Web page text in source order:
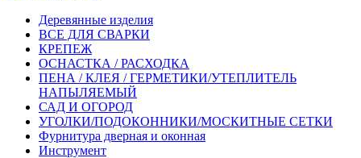
Деревянные изделия
ВСЕ ДЛЯ СВАРКИ
КРЕПЕЖ
ОСНАСТКА / РАСХОДКА
ПЕНА / КЛЕЯ / ГЕРМЕТИКИ/УТЕПЛИТЕЛЬ
НАПЫЛЯЕМЫЙ
САД И ОГОРОД
УГОЛКИ/ПОДОКОННИКИ/МОСКИТНЫЕ СЕТКИ
Фурнитура дверная и оконная
Инструмент